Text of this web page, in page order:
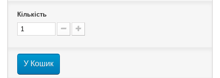
Кількість
У Кошик